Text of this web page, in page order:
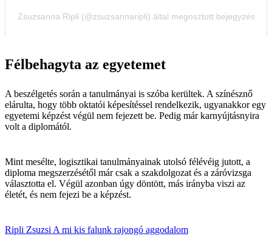
Félbehagyta az egyetemet
A beszélgetés során a tanulmányai is szóba kerültek. A színésznő
elárulta, hogy több oktatói képesítéssel rendelkezik, ugyanakkor egy
egyetemi képzést végül nem fejezett be. Pedig már karnyújtásnyira
volt a diplomától.
Mint mesélte, logisztikai tanulmányainak utolsó félévéig jutott, a
diploma megszerzésétől már csak a szakdolgozat és a záróvizsga
választotta el. Végül azonban úgy döntött, más irányba viszi az
életét, és nem fejezi be a képzést.
Ripli Zsuzsi A mi kis falunk rajongó aggodalom